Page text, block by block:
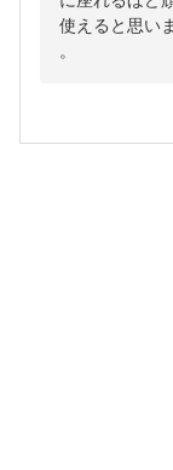
使えると思い
。